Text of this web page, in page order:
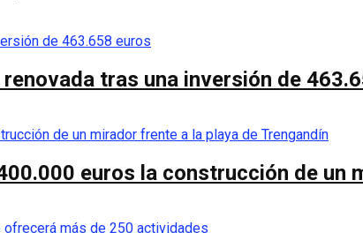
tras una inversión de
euros la construcción de un